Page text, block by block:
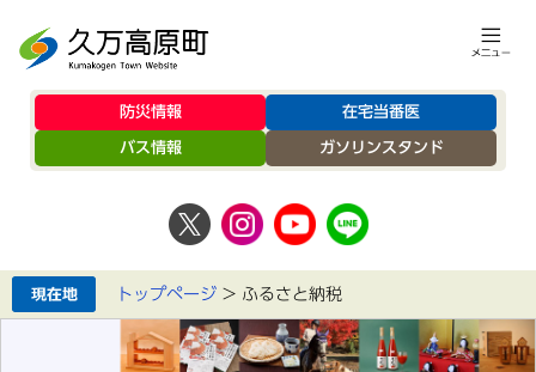
防災情報 在宅当番医
バス情報 ガソリンスタンド
トップページ > ふるさと納税